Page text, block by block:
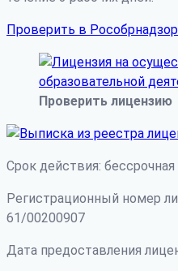
Проверить в
Проверить лицензию
Срок действия: бессрочная
Регистрационный номер
61/00200907
Дата предоставления